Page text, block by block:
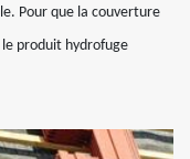
Pour que la couverture
le produit hydrofuge